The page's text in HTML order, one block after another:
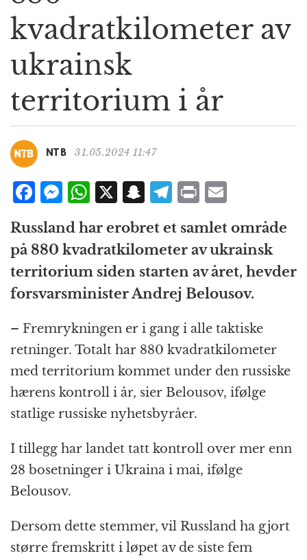
a
t
kvadratkilometer av
ukrainsk
territorium i år
NTB 31.05.2024 11:47
F
a
c
e
b
o
o
k
M
e
ss
e
n
g
e
r
W
at
s
A
p
p
X S
a
p
c
h
at
T
e
g
r
a
m
P
ri
n
t
ai
l
Russland har erobret et samlet område
på 880 kvadratkilometer av ukrainsk
territorium siden starten av året, hevder
forsvarsminister Andrej Belousov.
– Fremrykningen er i gang i alle taktiske
retninger. Totalt har 880 kvadratkilometer
med territorium kommet under den russiske
hærens kontroll i år, sier Belousov, ifølge
statlige russiske nyhetsbyråer.
I tillegg har landet tatt kontroll over mer enn
28 bosetninger i Ukraina i mai, ifølge
Belousov.
Dersom dette stemmer, vil Russland ha gjort
større fremskritt i løpet av de siste fem